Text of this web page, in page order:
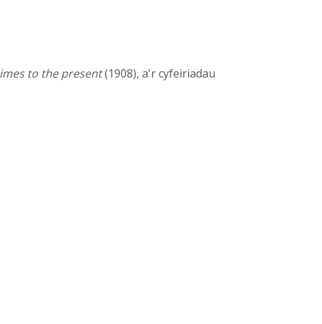
to the present(1908), a'r cyfeiriadau